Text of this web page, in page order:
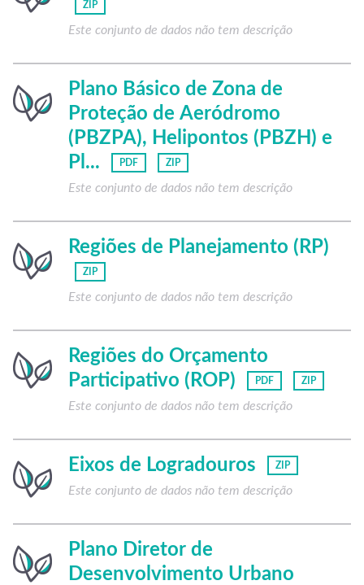
ZIP
Este conjunto de dados não tem descrição
Plano Básico de Zona de
Proteção de Aeródromo
(PBZPA), Helipontos (PBZH) e
Pl...
PDF ZIP
Este conjunto de dados não tem descrição
Regiões de Planejamento (RP)
ZIP
Este conjunto de dados não tem descrição
Regiões do Orçamento
Participativo (ROP)
PDF ZIP
Este conjunto de dados não tem descrição
Eixos de Logradouros ZIP
Este conjunto de dados não tem descrição
Plano Diretor de
Desenvolvimento Urbano